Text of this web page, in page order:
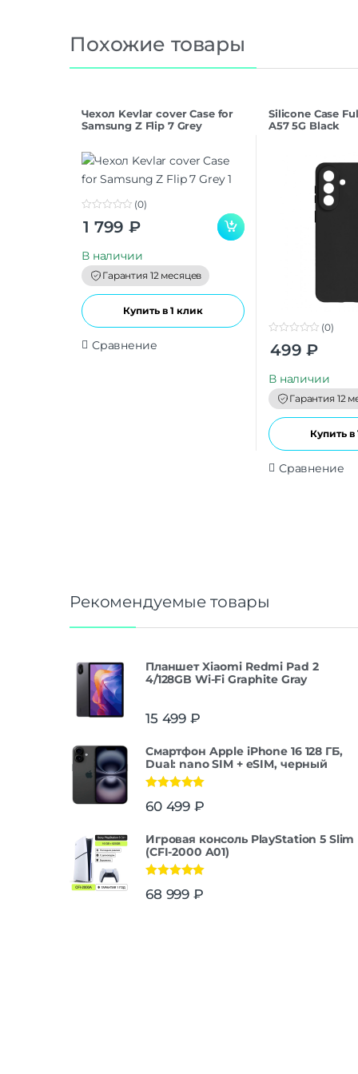
Похожие товары
Чехол Kevlar cover Case for
Samsung Z Flip 7 Grey
o
(0)
1 799 ₽
В наличии
Гарантия 12 месяцев
Купить в 1 клик
Сравнение
Silicone Case
A57 5G Black
o
o
(0)
499 ₽
В наличии
Гарантия 12
Купить в
Сравнение
Рекомендуемые товары
Планшет Xiaomi Redmi Pad 2
4/128GB Wi-Fi Graphite Gray
15 499 ₽
Смартфон Apple iPhone 16 128 ГБ,
Dual: nano SIM + eSIM, черный
из 5
60 499 ₽
Игровая консоль PlayStation 5 Slim
(CFI-2000 A01)
из 5
68 999 ₽